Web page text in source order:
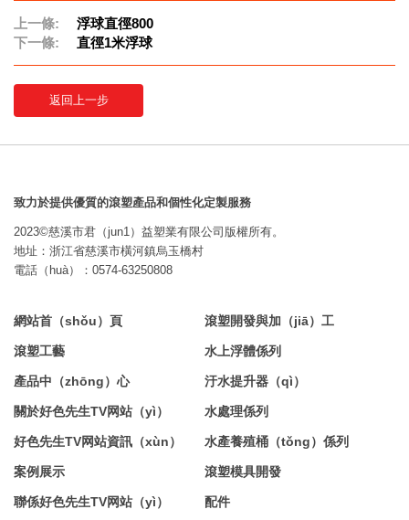
上一條:
浮球直徑800
下一條:
直徑1米浮球
返回上一步
致力於提供優質的滾塑產品和個性化定製服務
2023©慈溪市君（jun1）益塑業有限公司版權所有。
地址：浙江省慈溪市橫河鎮烏玉橋村
電話（huà）：0574-63250808
網站首（shǒu）頁
滾塑工藝
產品中（zhōng）心
關於好色先生TV网站（yì）
好色先生TV网站資訊（xùn）
案例展示
聯係好色先生TV网站（yì）
滾塑開發與加（jiā）工
水上浮體係列
汙水提升器（qì）
水處理係列
水產養殖桶（tǒng）係列
滾塑模具開發
配件